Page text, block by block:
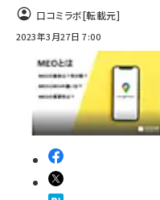
口コミラボ[転載元]
2023年3月27日 7:00